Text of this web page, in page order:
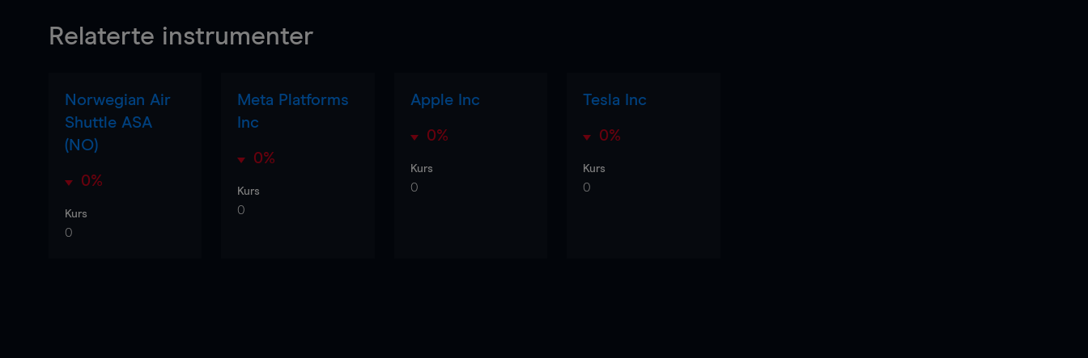
Relaterte instrumenter
Norwegian Air
Shuttle ASA
(NO)
0%
Kurs
0
Meta Platforms
Inc
0%
Kurs
0
Apple Inc
0%
Kurs
0
Tesla Inc
0%
Kurs
0